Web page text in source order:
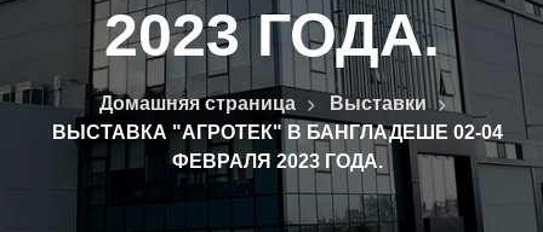
2023 ГОДА.
Домашняя страница
Выставки
ВЫСТАВКА "АГРОТЕК" В БАНГЛАДЕШЕ 02-04
ФЕВРАЛЯ 2023 ГОДА.